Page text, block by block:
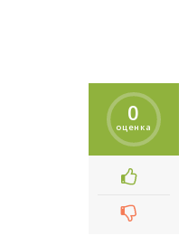
0
оценка